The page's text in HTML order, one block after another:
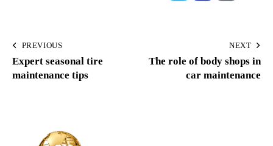
PREVIOUS
Expert seasonal tire
maintenance tips
NEXT
The role of body shops in
car maintenance